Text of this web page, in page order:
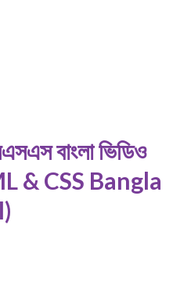
বাংলা ভিডিও
& CSS Bangla